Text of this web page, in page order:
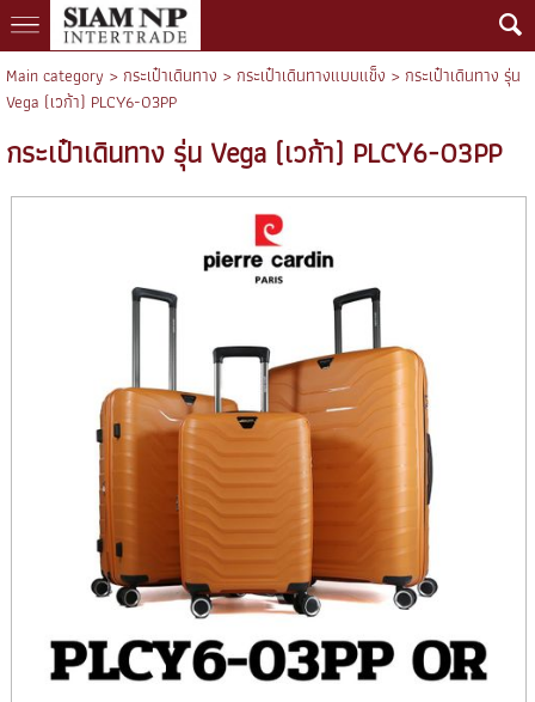
Main category >กระเป๋าเดินทาง >กระเป๋าเดินทางแบบแข็ง > กระเป๋าเดินทาง รุ่น
Vega (เวก้า) PLCY6-03PP
กระเป๋าเดินทาง รุ่น Vega (เวก้า) PLCY6-03PP